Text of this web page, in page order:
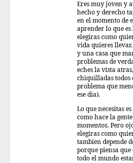
Eres muy joven y
hecho y derecho
en el momento de
aprender lo que
elegiras como
vida quieres
y una casa que
problemas de
eches la vista
chiquilladas todos
problema que
ese dia).
Lo que necesitas
como hace la
momentos. Pero
elegiras como
tambien depende
porque piensa
todo el mundo